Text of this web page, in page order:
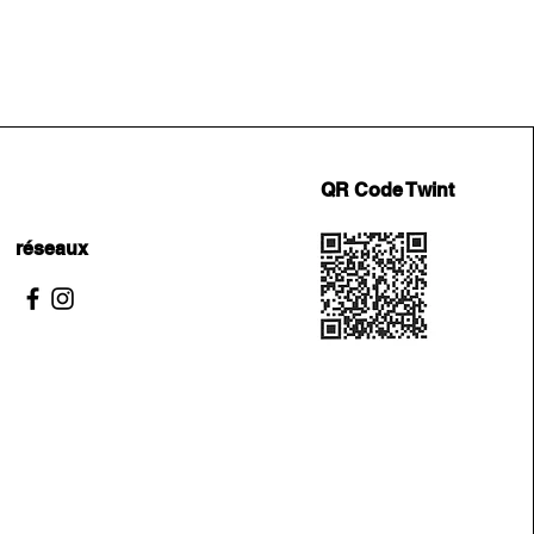
réseaux
QR Code Twint